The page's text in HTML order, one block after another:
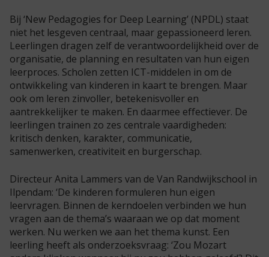
Bij ‘New Pedagogies for Deep Learning’ (NPDL) staat
niet het lesgeven centraal, maar gepassioneerd leren.
Leerlingen dragen zelf de verantwoordelijkheid over de
organisatie, de planning en resultaten van hun eigen
leerproces. Scholen zetten ICT-middelen in om de
ontwikkeling van kinderen in kaart te brengen. Maar
ook om leren zinvoller, betekenisvoller en
aantrekkelijker te maken. En daarmee effectiever. De
leerlingen trainen zo zes centrale vaardigheden:
kritisch denken, karakter, communicatie,
samenwerken, creativiteit en burgerschap.
Directeur Anita Lammers van de Van Randwijkschool in
Ilpendam: ‘De kinderen formuleren hun eigen
leervragen. Binnen de kerndoelen verbinden we hun
vragen aan de thema’s waaraan we op dat moment
werken. Nu werken we aan het thema kunst. Een
leerling heeft als onderzoeksvraag: ‘Zou Mozart